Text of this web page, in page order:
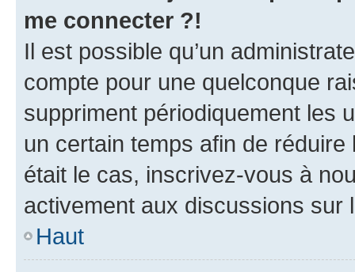
me connecter ?!
Il est possible qu’un
compte pour une quelconque
suppriment périodiquement les
un certain temps afin de
était le cas, inscrivez-vous à
activement aux discussions sur
Haut